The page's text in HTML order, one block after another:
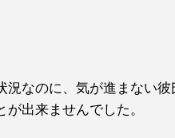
況なのに、気が進まない彼
出来ませんでした。